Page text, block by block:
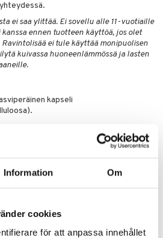
Information Om
cookies
för att anpassa innehållet
ei saa ylittää. Ei sovellu alle 11-vuotiaille
ennen tuotteen käyttöä, jos olet
ei tule käyttää monipuolisen
kuivassa huoneenlämmössä ja lasten
kapseli
%RI
mg **